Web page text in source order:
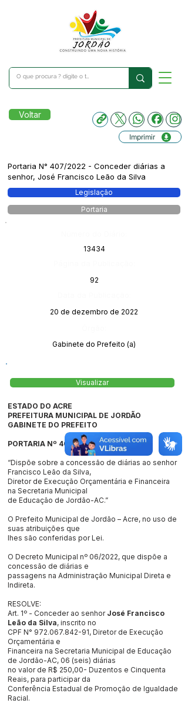
Voltar
Imprimir
Portaria N° 407/2022 - Conceder diárias a
senhor, José Francisco Leão da Silva
Legislação
Portaria
13434
92
20 de dezembro de 2022
Gabinete do Prefeito (a)
Visualizar
ESTADO DO ACRE
PREFEITURA MUNICIPAL DE JORDÃO
GABINETE DO PREFEITO
PORTARIA Nº 407/2022
“Dispõe sobre a concessão de diárias ao senhor
Francisco Leão da Silva,
Diretor de Execução Orçamentária e Financeira
na Secretaria Municipal
de Educação de Jordão-AC.”
O Prefeito Municipal de Jordão – Acre, no uso de
suas atribuições que
lhes são conferidas por Lei.
O Decreto Municipal nº 06/2022, que dispõe a
concessão de diárias e
passagens na Administração Municipal Direta e
Indireta.
RESOLVE:
Art. 1º - Conceder ao senhor José Francisco
Leão da Silva, inscrito no
CPF N° 972.067.842-91, Diretor de Execução
Orçamentária e
Financeira na Secretaria Municipal de Educação
de Jordão-AC, 06 (seis) diárias
no valor de R$ 250,00- Duzentos e Cinquenta
Reais, para participar da
Conferência Estadual de Promoção de Igualdade
Racial.